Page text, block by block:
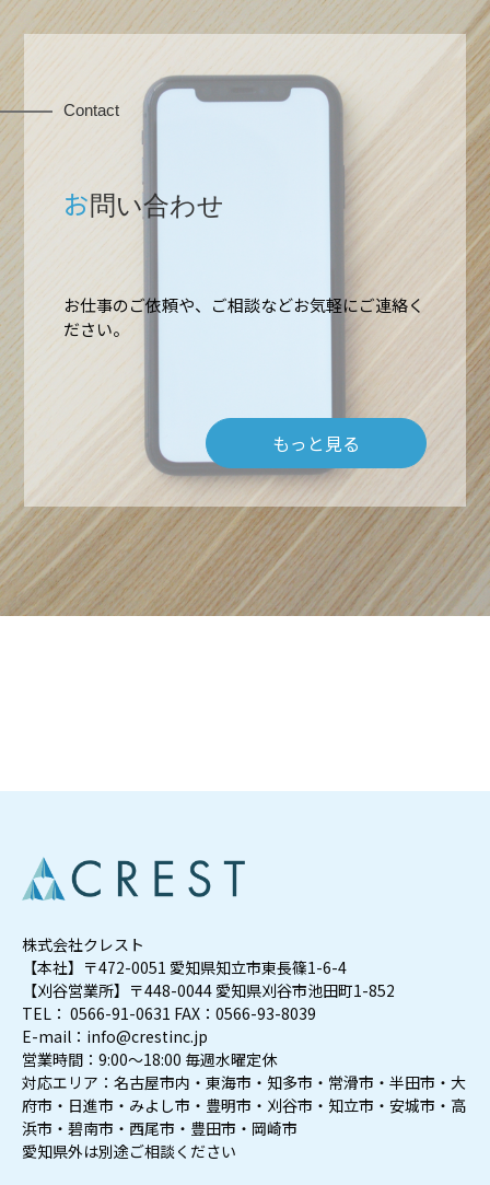
業務内容
高所作業・ロープアクセス
難所・高所・狭所エアコン工事
ルームエアコン取付 台数口
施工実績
お問い合わせ
Contact
お問い合わせ
お仕事のご依頼や、ご相談などお気軽にご連絡く
ださい。
もっと見る
株式会社クレスト
【本社】〒472-0051 愛知県知立市東長篠1-6-4
【刈谷営業所】〒448-0044 愛知県刈谷市池田町1-852
TEL： 0566-91-0631 FAX：0566-93-8039
E-mail：info@crestinc.jp
営業時間：9:00～18:00 毎週水曜定休
対応エリア：名古屋市内・東海市・知多市・常滑市・半田市・大
府市・日進市・みよし市・豊明市・刈谷市・知立市・安城市・高
浜市・碧南市・西尾市・豊田市・岡崎市
愛知県外は別途ご相談ください